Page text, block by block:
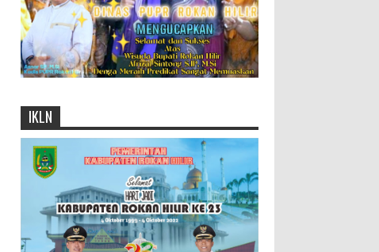
IKLN